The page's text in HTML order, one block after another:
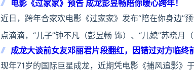
电影《过家家》预告 成龙彭昱畅陪你暖心跨年！
近日，跨年合家欢电影《过家家》发布“陪在你身边”
点滴滴，“儿子”钟不凡（彭昱畅 饰）、“儿媳”苏晓
成龙大谈前女友邓丽君片段翻红，因错过对方临终
现年71岁的国际巨星成龙，近期凭电影《捕风追影》